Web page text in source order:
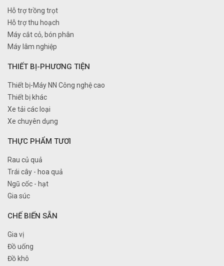
Hỗ trợ trồng trọt
Hỗ trợ thu hoạch
Máy cắt cỏ, bón phân
Máy lâm nghiệp
THIẾT BỊ-PHƯƠNG TIỆN
Thiết bị-Máy NN Công nghệ cao
Thiết bị khác
Xe tải các loại
Xe chuyên dụng
THỰC PHẨM TƯƠI
Rau củ quả
Trái cây - hoa quả
Ngũ cốc - hạt
Gia súc
CHẾ BIẾN SẴN
Gia vị
Đồ uống
Đồ khô